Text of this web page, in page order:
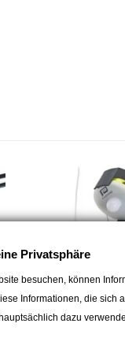
Privatsphäre
besuchen, können
Informationen, die sich
dazu